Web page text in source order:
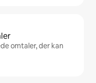
omtaler, der kan